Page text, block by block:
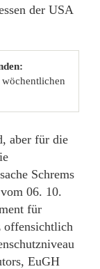
der USA
aber für die
Schrems
06. 10.
für
offensichtlich
EuGH